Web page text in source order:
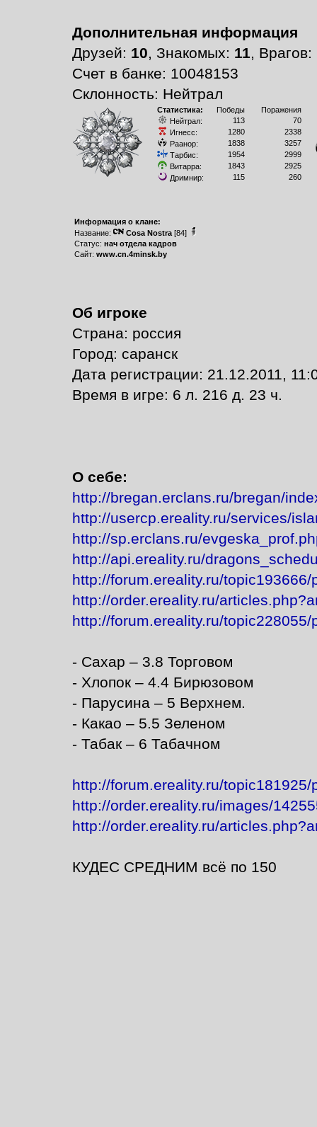
Дополнительная информация
Друзей: 10, Знакомых: 11, Врагов:
Счет в банке: 10048153
Склонность: Нейтрал
Статистика: Победы
Поражения
Нейтрал:
113
70
Игнесс:
1280
2338
Раанор:
1838
3257
Тарбис:
1954
2999
Витарра:
1843
2925
Дримнир:
115 260
Информация о клане:
Название:
Cosa Nostra[84]
Статус: нач отдела кадров
Сайт: www.cn.4minsk.by
Об игроке
Страна: россия
Город: саранск
Дата регистрации: 21.12.2011,
Время в игре: 6 л. 216 д. 23 ч.
О себе:
http://bregan.erclans.ru/bregan/
http://usercp.ereality.ru/services/
http://sp.erclans.ru/
http://api.ereality.ru/
http://forum.ereality.ru/topic193666/
http://order.ereality.ru/
http://forum.ereality.ru/topic228055/
- Сахар – 3.8 Торговом
- Хлопок – 4.4 Бирюзовом
- Парусина – 5 Верхнем.
- Какао – 5.5 Зеленом
- Табак – 6 Табачном
http://forum.ereality.ru/topic181925/
http://order.ereality.ru/images/
http://order.ereality.ru/
КУДЕС СРЕДНИМ всё по 150